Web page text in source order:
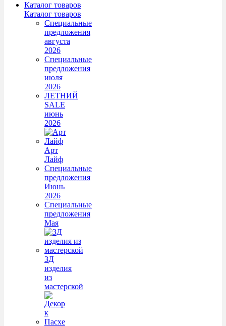
Каталог товаров
Каталог товаров
Специальные
предложения
августа
2026
Специальные
предложения
июля
2026
ЛЕТНИЙ
SALE
июнь
2026
Арт
Лайф
Специальные
предложения
Июнь
2026
Специальные
предложения
Мая
3Д
изделия
из
мастерской